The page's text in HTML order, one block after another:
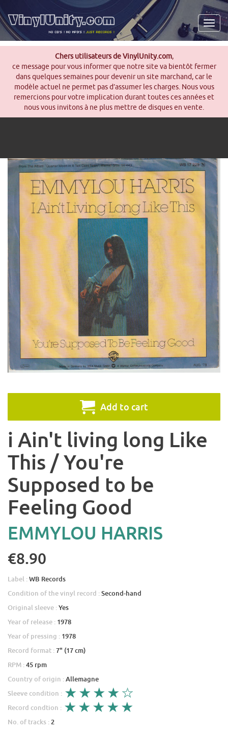
Chers utilisateurs de VinylUnity.com,
ce message pour vous informer que notre site va bientôt fermer
dans quelques semaines pour devenir un site marchand, car le
modèle actuel ne permet pas d’assumer les charges. Nous vous
remercions pour votre implication durant toutes ces années et
nous vous invitons à ne plus mettre de disques en vente.
Add to cart
i Ain't living long Like
This / You're
Supposed to be
Feeling Good
EMMYLOU HARRIS
€8.90
Label :WB Records
Condition of the vinyl record :Second-hand
Original sleeve :Yes
Year of release : 1978
Year of pressing : 1978
Record format :7" (17 cm)
RPM :45 rpm
Country of origin :Allemagne
Sleeve condition :
Record condtion :
No. of tracks : 2